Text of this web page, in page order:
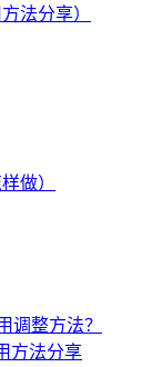
法分享）
做）
调整方法？
方法分享